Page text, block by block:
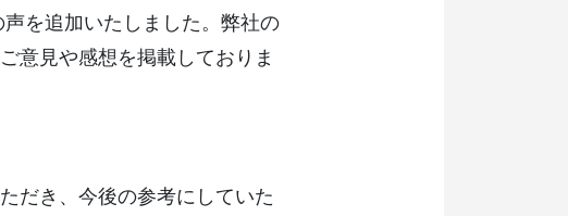
を追加いたしました。弊社の
意見や感想を掲載しておりま
だき、今後の参考にしていた